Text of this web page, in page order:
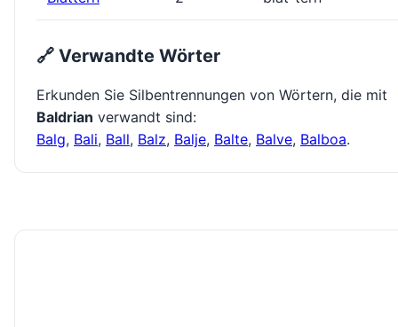
🔗 Verwandte Wörter
Erkunden Sie Silbentrennungen von Wörtern, die mit
Baldrian verwandt sind:
Balg, Bali, Ball, Balz, Balje, Balte, Balve, Balboa.